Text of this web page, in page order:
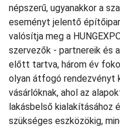
népszerű, ugyanakkor a
eseményt jelentő
valósítja meg a
szervezők - partnereik és
előtt tartva, három év
olyan átfogó rendezvényt
vásárlóknak, ahol az
lakásbelső kialakításához
szükséges eszközökig,